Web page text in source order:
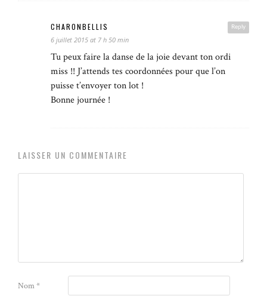
Reply
CHARONBELLIS
6 juillet 2015 at 7 h 50 min
Tu peux faire la danse de la joie devant ton ordi
miss !! J’attends tes coordonnées pour que l’on
puisse t’envoyer ton lot !
Bonne journée !
LAISSER UN COMMENTAIRE
Nom*